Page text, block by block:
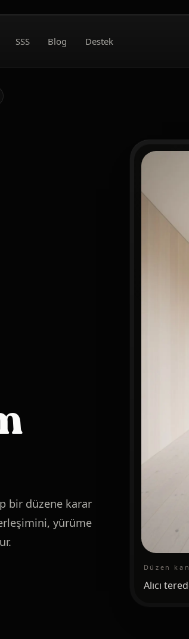
SSS Blog Destek
bir düzene karar
yürüme
Düzen
Alıcı